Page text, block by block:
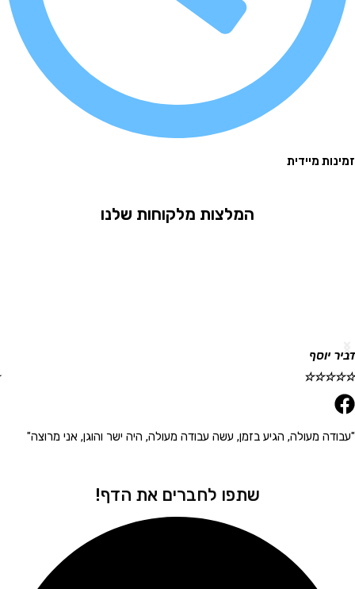
מיידית
המלצות מלקוחות שלנו
☆
☆
מעולה, הגיע בזמן, עשה עבודה מעולה, היה ישר והוגן, אני מרוצה"
שתפו לחברים את הדף!